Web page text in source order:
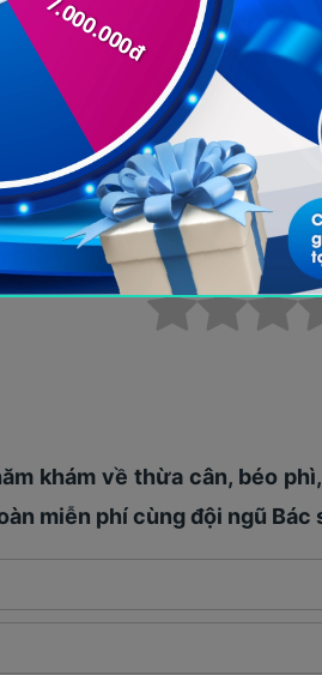
Bài viết này có
khám về thừa cân, béo
miễn phí cùng đội ngũ